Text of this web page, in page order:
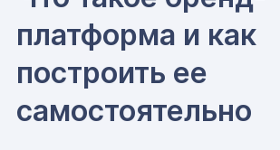
платформа и как
построить ее
самостоятельно